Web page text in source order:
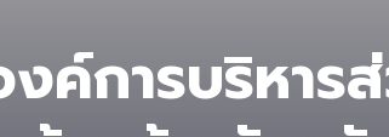
ค์การบริหาร